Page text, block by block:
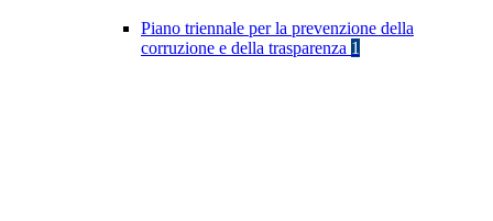
Piano triennale per la prevenzione della
corruzione e della trasparenza 1